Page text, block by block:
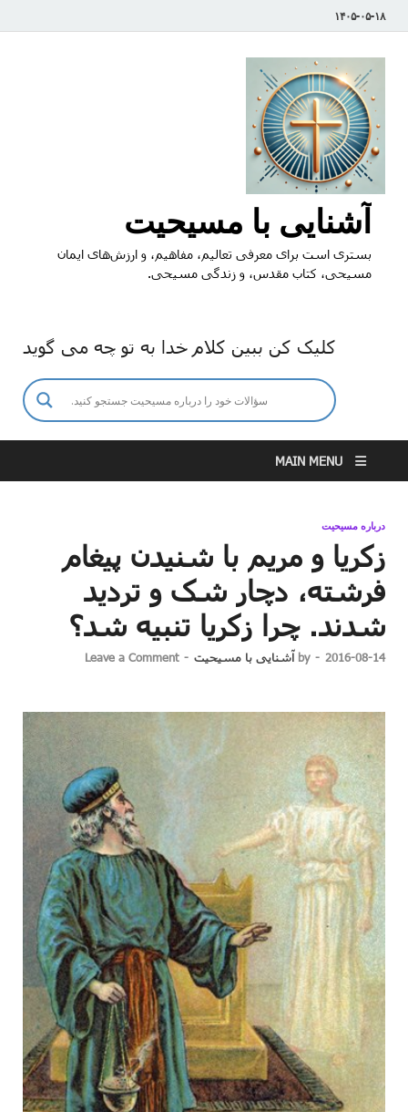
۱۴۰۵-۰۵-۱۸
آشنایی با مسیحیت
بستری است برای معرفی تعالیم، مفاهیم، و ارزش‌های ایمان
مسیحی، کتاب مقدس، و زندگی مسیحی.
کلیک کن ببین کلام خدا به تو چه می گوید
MAIN MENU
درباره مسیحیت
زکریا و مریم با شنیدن پیغام
فرشته، دچار شک و تردید
شدند. چرا زکریا تنبیه شد؟
2016-08-14
-
by آشنایی با مسیحیت -
Leave a Comment